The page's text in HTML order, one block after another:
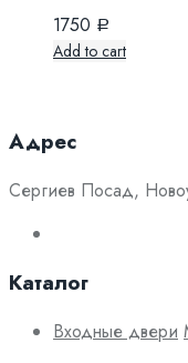
1750 Р
Add to cart
Адрес
Сергиев Посад,
Каталог
Входные двери